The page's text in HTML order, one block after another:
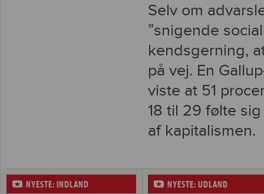
Selv om
”snigende
kendsgerning,
på vej. En
viste at 51
18 til 29 følte
af
NYESTE: INDLAND NYESTE: UDLAND